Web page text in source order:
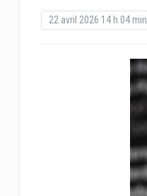
22 avril 2026 14 h 04 min